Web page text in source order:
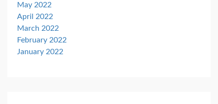
May 2022
April 2022
March 2022
February 2022
January 2022